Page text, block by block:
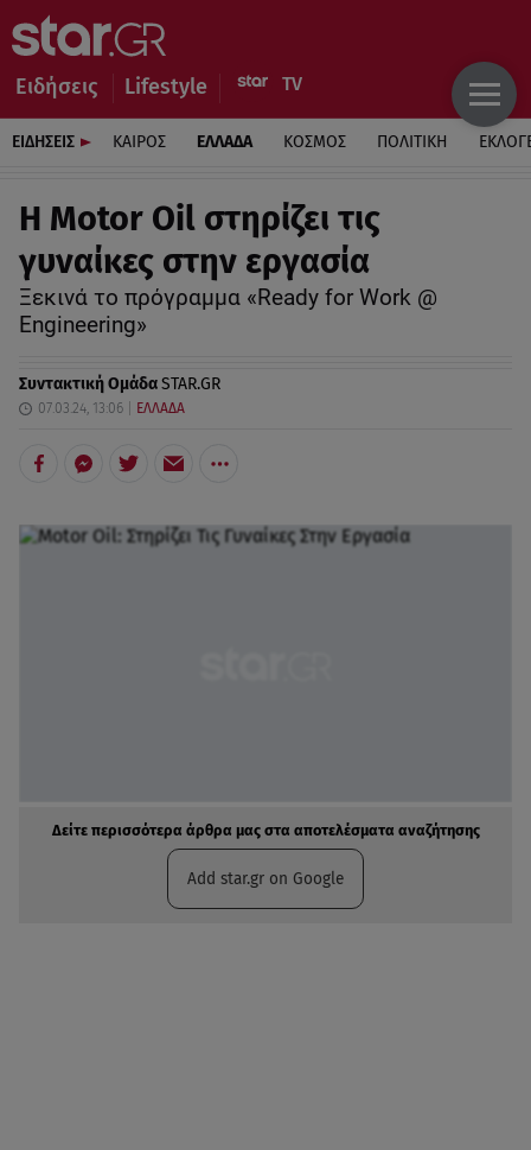
Ειδήσεις Lifestyle
ΕΙΔΗΣΕΙΣ ΚΑΙΡΟΣ ΕΛΛΑΔΑ ΚΟΣΜΟΣ ΠΟΛΙΤΙΚΗ
H Motor Oil στηρίζει τις
γυναίκες στην εργασία
Ξεκινά το πρόγραμμα «Ready for Work @
Engineering»
Συντακτική ΟμάδαSTAR.GR
07.03.24, 13:06 ΕΛΛΑΔΑ
Δείτε περισσότερα άρθρα μας στα αποτελέσματα αναζήτησης
Add star.gr on Google